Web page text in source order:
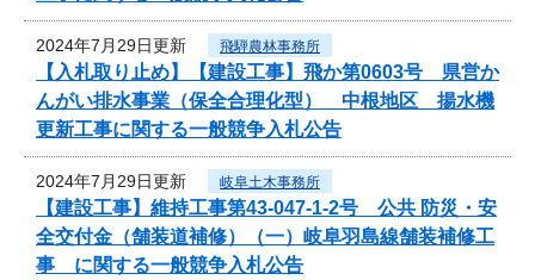
2024年7月29日更新 飛騨農林事務所
【入札取り止め】【建設工事】飛か第0603号 県営か
んがい排水事業（保全合理化型） 中根地区 揚水機
更新工事に関する一般競争入札公告
2024年7月29日更新 岐阜土木事務所
【建設工事】維持工事第43-047-1-2号 公共 防災・安
全交付金（舗装道補修）（一）岐阜羽島線舗装補修工
事 に関する一般競争入札公告